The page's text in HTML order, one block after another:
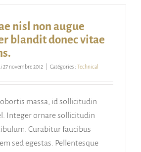
nisl non augue
blandit donec vitae
27 novembre 2012 Catégories : Technical
massa, id sollicitudin
Integer ornare sollicitudin
Curabitur faucibus
sed egestas. Pellentesque